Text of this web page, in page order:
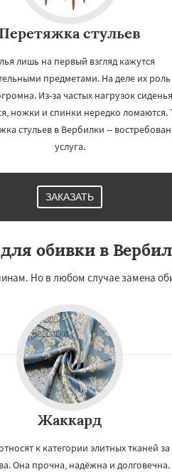
Перетяжка стульев
лишь на первый взгляд кажутся
предметами. На деле их роль
Из-за частых нагрузок сиденья
ножки и спинки нередко ломаются.
стульев в Вербилки --
услуга.
ЗАКАЗАТЬ
обивки в
Но в любом случае замена
Жаккард
к категории элитных тканей за
Она прочна, надёжна и долговечна.
ПОДРОБНЕЕ